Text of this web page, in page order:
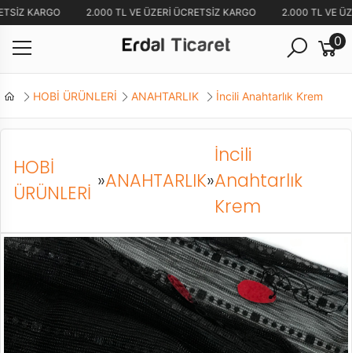
KARGO 2.000 TL VE ÜZERİ ÜCRETSİZ KARGO 2.000 TL VE
0
HOBİ ÜRÜNLERİ ANAHTARLIK İncili Anahtarlık Krem
HOBİ
ÜRÜNLERİ
»ANAHTARLIK»
İncili
Anahtarlık
Krem